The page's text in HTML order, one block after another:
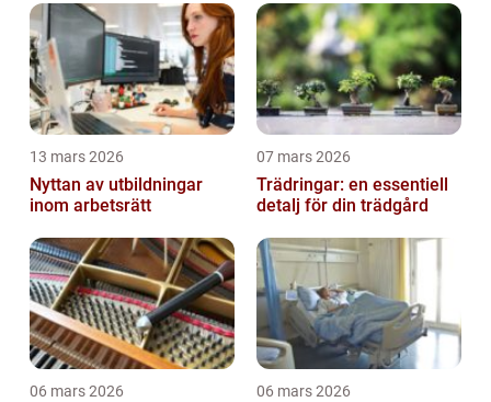
13 mars 2026
Nyttan av utbildningar
inom arbetsrätt
07 mars 2026
Trädringar: en essentiell
detalj för din trädgård
06 mars 2026 06 mars 2026